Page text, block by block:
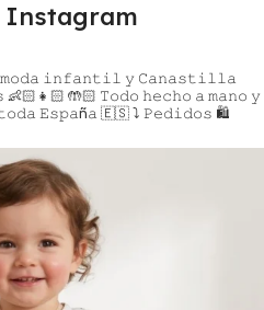
Instagram
𝚒𝚗𝚏𝚊𝚗𝚝𝚒𝚕 𝚢 𝙲𝚊𝚗𝚊𝚜𝚝𝚒𝚕𝚕𝚊
🤲🏻 𝚃𝚘𝚍𝚘 𝚑𝚎𝚌𝚑𝚘 𝚊 𝚖𝚊𝚗𝚘 𝚢
𝙴𝚜𝚙𝚊ñ𝚊 🇪🇸⤵️ 𝙿𝚎𝚍𝚒𝚍𝚘𝚜 🛍